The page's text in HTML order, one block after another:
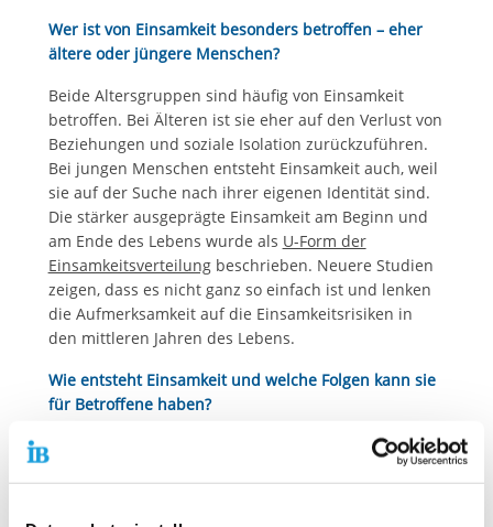
Wer ist von Einsamkeit besonders betroffen – eher
ältere oder jüngere Menschen?
Beide Altersgruppen sind häufig von Einsamkeit
betroffen. Bei Älteren ist sie eher auf den Verlust von
Beziehungen und soziale Isolation zurückzuführen.
Bei jungen Menschen entsteht Einsamkeit auch, weil
sie auf der Suche nach ihrer eigenen Identität sind.
Die stärker ausgeprägte Einsamkeit am Beginn und
am Ende des Lebens wurde als U-Form der
Einsamkeitsverteilungbeschrieben. Neuere Studien
zeigen, dass es nicht ganz so einfach ist und lenken
die Aufmerksamkeit auf die Einsamkeitsrisiken in
den mittleren Jahren des Lebens.
Wie entsteht Einsamkeit und welche Folgen kann sie
für Betroffene haben?
Einsamkeit entsteht, wenn sich in unserem Leben
etwas ändert, etwa beim Jobwechsel. Es kann auch
In beiden Fällen sagt mir Einsamkeit, dass ich etwas